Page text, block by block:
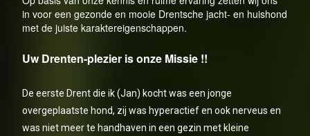
in voor een gezonde en mooie Drentsche jacht- en huishond
met de juiste karaktereigenschappen.
Uw Drenten-plezier is onze Missie !!
De eerste Drent die ik (Jan) kocht was een jonge
overgeplaatste hond, zij was hyperactief en ook nerveus en
was niet meer te handhaven in een gezin met kleine